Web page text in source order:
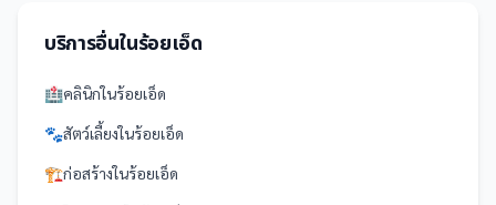
บริการอื่นในร้อยเอ็ด
🏥คลินิกในร้อยเอ็ด
🐾สัตว์เลี้ยงในร้อยเอ็ด
🏗️ก่อสร้างในร้อยเอ็ด